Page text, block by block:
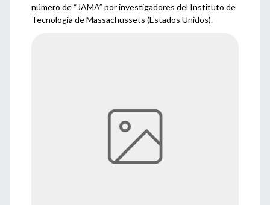
número de “JAMA” por investigadores del Instituto de
Tecnología de Massachussets (Estados Unidos).